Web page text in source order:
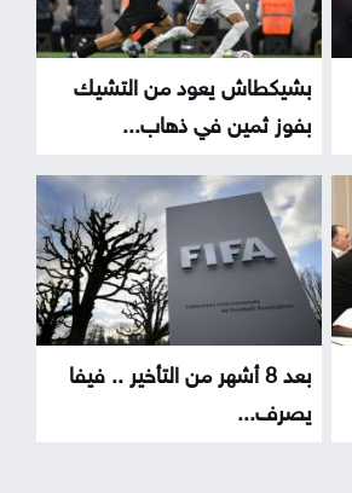
بشيكطاش يعود من التشيك
بفوز ثمين في ذهاب...
بعد 8 أشهر من التأخير .. فيفا
يصرف...